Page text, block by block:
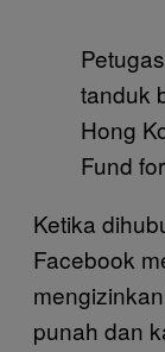
tanduk
Hong
Fund
Ketika
Facebook
punah dan